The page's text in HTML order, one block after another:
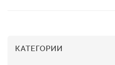
КАТЕГОРИИ